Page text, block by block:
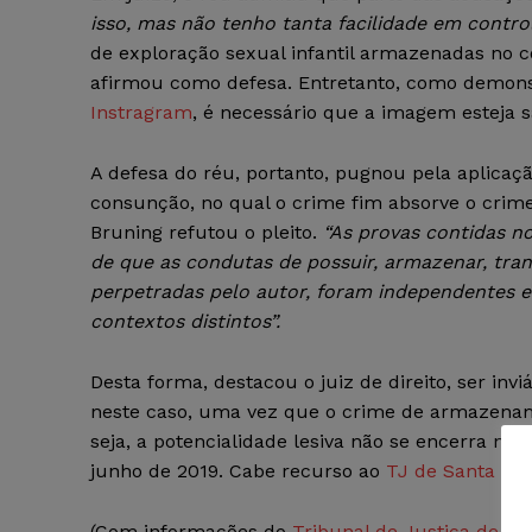
isso, mas não tenho tanta facilidade em
de exploração sexual infantil armazenadas no
afirmou como defesa. Entretanto, como
Instragram, é necessário que a imagem esteja
A defesa do réu, portanto, pugnou pela
consunção, no qual o crime fim absorve o
Bruning refutou o pleito. “As provas contidas
de que as condutas de possuir, armazenar,
perpetradas pelo autor, foram independentes
contextos distintos”.
Desta forma, destacou o juiz de direito, ser
neste caso, uma vez que o crime de
seja, a potencialidade lesiva não se encerra na
junho de 2019. Cabe recurso ao TJ de Santa